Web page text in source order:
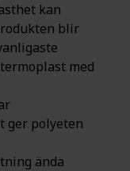
kan
blir
med
ger polyeten
ända